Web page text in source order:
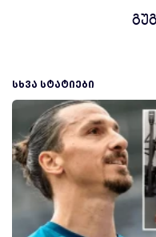
ᲡᲮᲕᲐ ᲡᲢᲐᲢᲘᲔᲑᲘ